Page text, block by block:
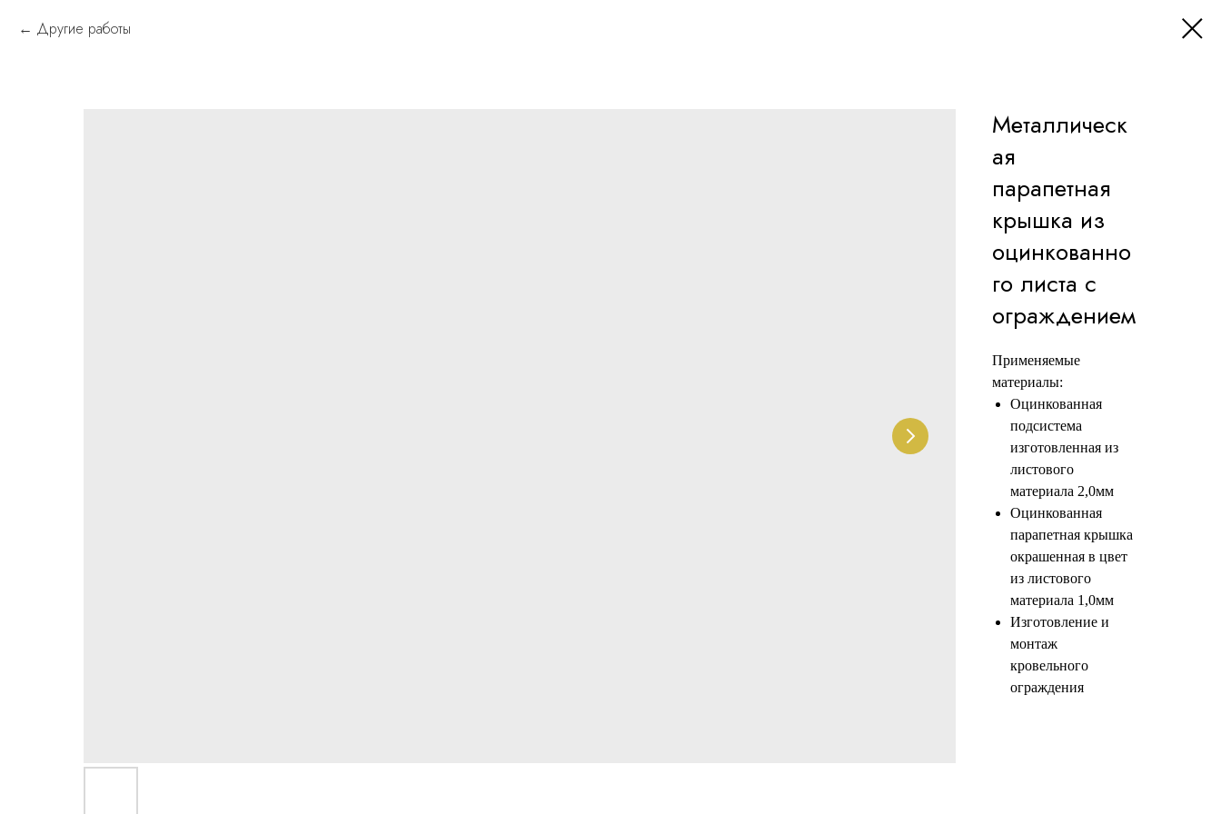
Другие работы
Металлическ
ая
парапетная
крышка из
оцинкованно
го листа с
ограждением
Применяемые
материалы:
Оцинкованная
подсистема
изготовленная из
листового
материала 2,0мм
Оцинкованная
парапетная крышка
окрашенная в цвет
из листового
материала 1,0мм
Изготовление и
монтаж
кровельного
ограждения